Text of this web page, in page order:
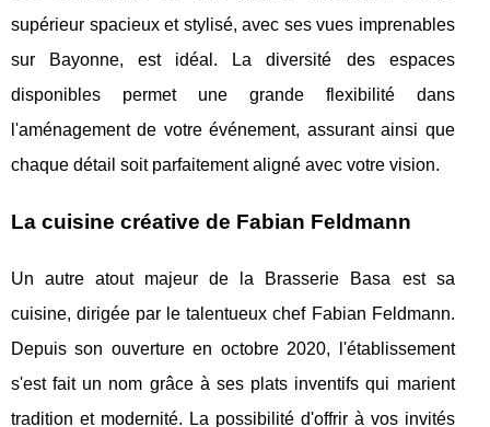
supérieur spacieux et stylisé, avec ses vues imprenables
sur Bayonne, est idéal. La diversité des espaces
disponibles permet une grande flexibilité dans
l'aménagement de votre événement, assurant ainsi que
chaque détail soit parfaitement aligné avec votre vision.
La cuisine créative de Fabian Feldmann
Un autre atout majeur de la Brasserie Basa est sa
cuisine, dirigée par le talentueux chef Fabian Feldmann.
Depuis son ouverture en octobre 2020, l'établissement
s'est fait un nom grâce à ses plats inventifs qui marient
tradition et modernité. La possibilité d'offrir à vos invités